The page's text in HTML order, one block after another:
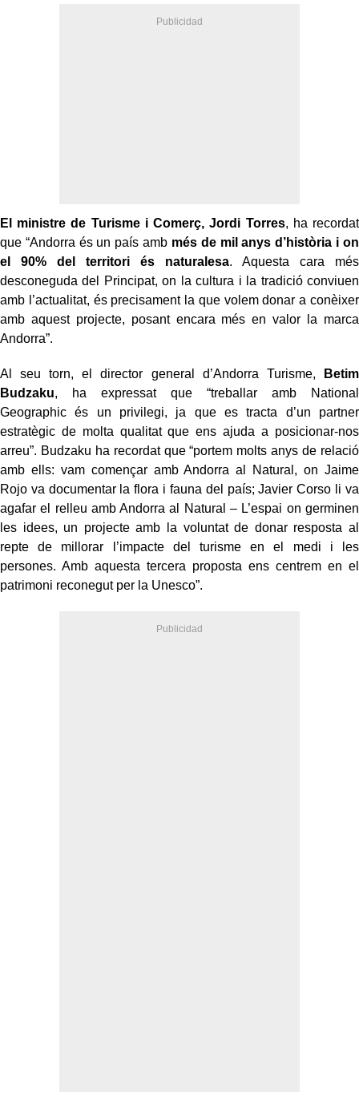
El ministre de Turisme i Comerç, Jordi Torres, ha recordat
que “Andorra és un país amb més de mil anys d’història i on
el 90% del territori és naturalesa. Aquesta cara més
desconeguda del Principat, on la cultura i la tradició conviuen
amb l’actualitat, és precisament la que volem donar a conèixer
amb aquest projecte, posant encara més en valor la marca
Andorra”.
Al seu torn, el director general d’Andorra Turisme,
Betim
Budzaku, ha expressat que “treballar amb National
Geographic és un privilegi, ja que es tracta d’un partner
estratègic de molta qualitat que ens ajuda a posicionar-nos
arreu”. Budzaku ha recordat que “portem molts anys de relació
amb ells: vam començar amb Andorra al Natural, on Jaime
Rojo va documentar la flora i fauna del país; Javier Corso li va
agafar el relleu amb Andorra al Natural – L’espai on germinen
les idees, un projecte amb la voluntat de donar resposta al
repte de millorar l’impacte del turisme en el medi i les
persones. Amb aquesta tercera proposta ens centrem en el
patrimoni reconegut per la Unesco”.